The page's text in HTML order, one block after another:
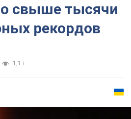
свыше тысячи
рекордов
1,1 т.